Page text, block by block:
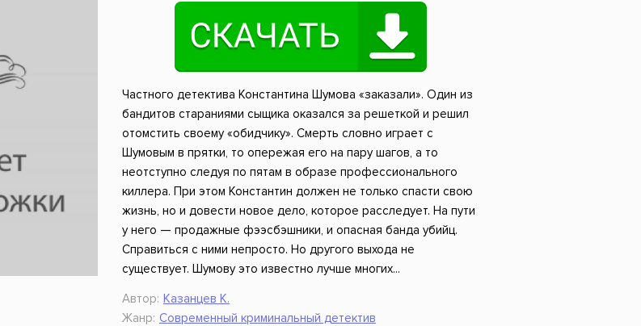
Научные издания
Современная проза
История России
Эзотерика
Экономика
Российский боевик
Частного детектива Константина Шумова «заказали». Один из
бандитов стараниями сыщика оказался за решеткой и решил
отомстить своему «обидчику». Смерть словно играет с
Шумовым в прятки, то опережая его на пару шагов, а то
неотступно следуя по пятам в образе профессионального
киллера. При этом Константин должен не только спасти свою
жизнь, но и довести новое дело, которое расследует. На пути
у него — продажные фээсбэшники, и опасная банда убийц.
Справиться с ними непросто. Но другого выхода не
существует. Шумову это известно лучше многих...
Автор: Казанцев К.
Жанр: Современный криминальный детектив